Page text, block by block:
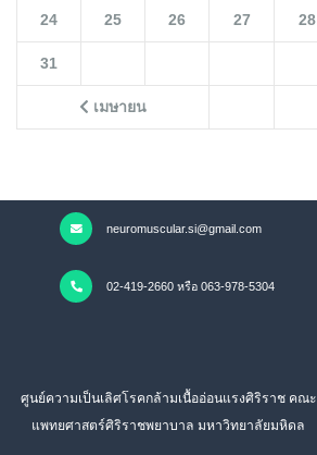
เมษายน
24 25 26 27 28
31
neuromuscular.si@gmail.com
02-419-2660 หรือ 063-978-5304
ศูนย์ความเป็นเลิศโรคกล้ามเนื้ออ่อนแรงศิริราช คณะ
แพทยศาสตร์ศิริราชพยาบาล มหาวิทยาลัยมหิดล